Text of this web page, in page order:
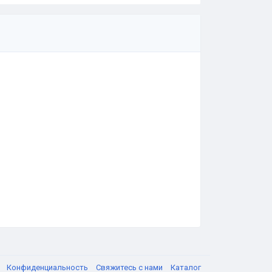
Конфиденциальность Свяжитесь с нами Каталог